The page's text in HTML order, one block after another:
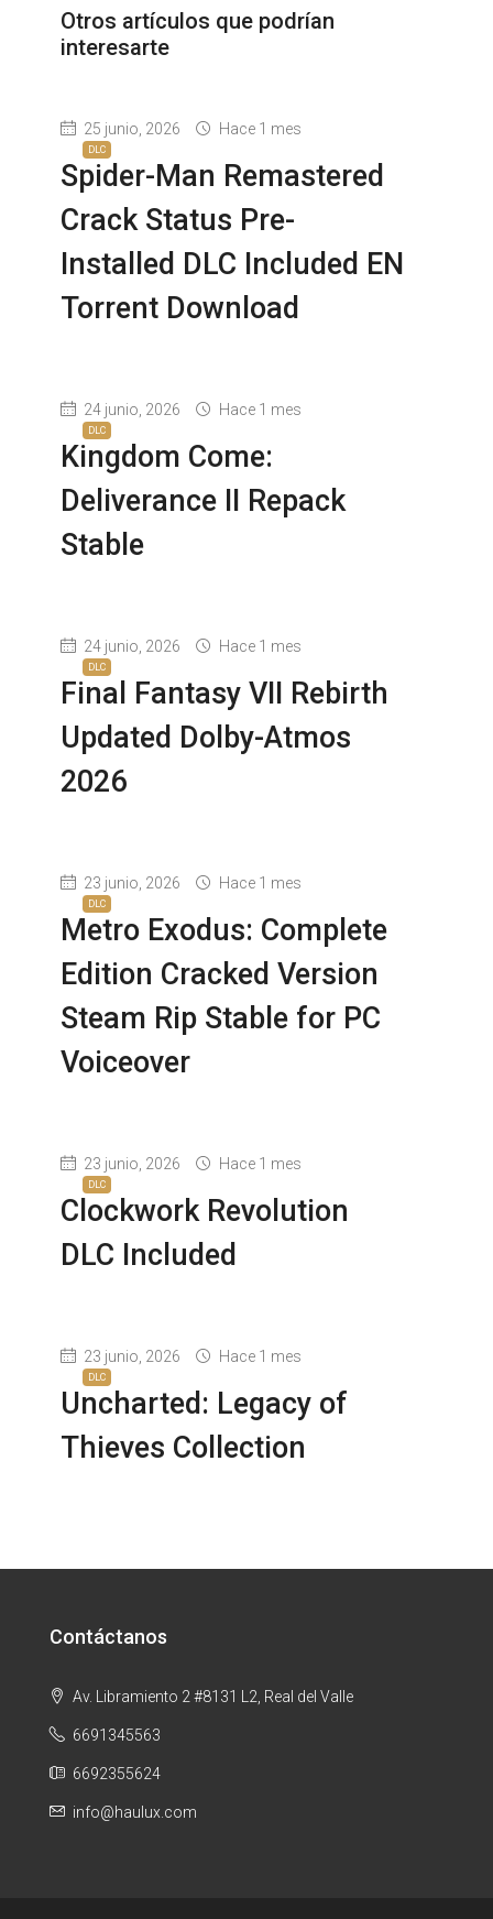
Otros artículos que podrían
interesarte
DLC
25 junio, 2026 Hace 1 mes
Spider-Man Remastered
Crack Status Pre-
Installed DLC Included EN
Torrent Download
DLC
24 junio, 2026 Hace 1 mes
Kingdom Come:
Deliverance II Repack
Stable
DLC
24 junio, 2026 Hace 1 mes
Final Fantasy VII Rebirth
Updated Dolby-Atmos
2026
DLC
23 junio, 2026 Hace 1 mes
Metro Exodus: Complete
Edition Cracked Version
Steam Rip Stable for PC
Voiceover
DLC
23 junio, 2026 Hace 1 mes
Clockwork Revolution
DLC Included
DLC
23 junio, 2026 Hace 1 mes
Uncharted: Legacy of
Thieves Collection
Contáctanos
Av. Libramiento 2 #8131 L2, Real del Valle
6691345563
6692355624
info@haulux.com